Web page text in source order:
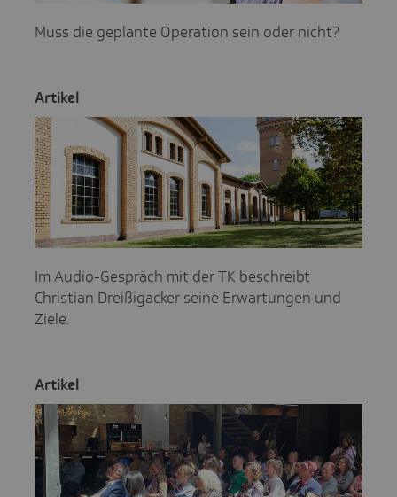
Muss die geplante Operation sein oder nicht?
Artikel
Im Audio-Gespräch mit der TK beschreibt
Christian Dreißigacker seine Erwartungen und
Ziele.
Artikel